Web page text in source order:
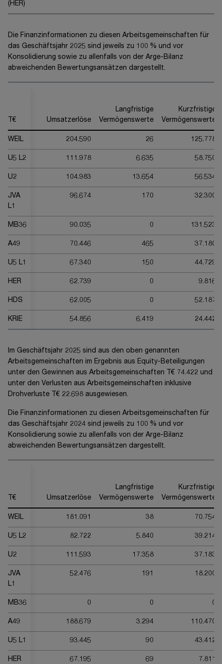
(HER)
Die Finanzinformationen zu diesen Arbeitsgemeinschaften für
das Geschäftsjahr 2025 sind jeweils zu 100 % und vor
Konsolidierung sowie zu allenfalls von der Arge-Bilanz
abweichenden Bewertungsansätzen dargestellt.
T€ Umsatzerlöse
Langfristige
Vermögenswerte
Kurzfristige
Vermögenswerte
WEIL 204.590 26 125.778
U5 L2 111.978 6.635 58.750
U2 104.983 13.654 56.534
JVA
L1
96.674 170 32.300
MB36 90.035 0 131.523
A49 70.446 465 37.180
U5 L1 67.340 150 44.729
HER 62.739 0 9.816
HDS 62.005 0 52.187
KRIE 54.856 6.419 24.442
Im Geschäftsjahr 2025 sind aus den oben genannten
Arbeitsgemeinschaften im Ergebnis aus Equity-Beteiligungen
unter den Gewinnen aus Arbeitsgemeinschaften
T€ 74.422 und
unter den Verlusten aus Arbeitsgemeinschaften inklusive
Drohverluste T€ 22.698 ausgewiesen.
Die Finanzinformationen zu diesen Arbeitsgemeinschaften für
das Geschäftsjahr 2024 sind jeweils zu 100 % und vor
Konsolidierung sowie zu allenfalls von der Arge-Bilanz
abweichenden Bewertungsansätzen dargestellt.
T€ Umsatzerlöse
Langfristige
Vermögenswerte
Kurzfristige
Vermögenswerte
WEIL 181.091 38 70.754
U5 L2 82.722 5.840 39.214
U2 111.593 17.358 37.183
JVA
L1
52.476 191 18.200
MB36 0 0 0
A49 188.679 3.294 110.470
U5 L1 93.445 90 43.412
HER 67.195 69 7.811